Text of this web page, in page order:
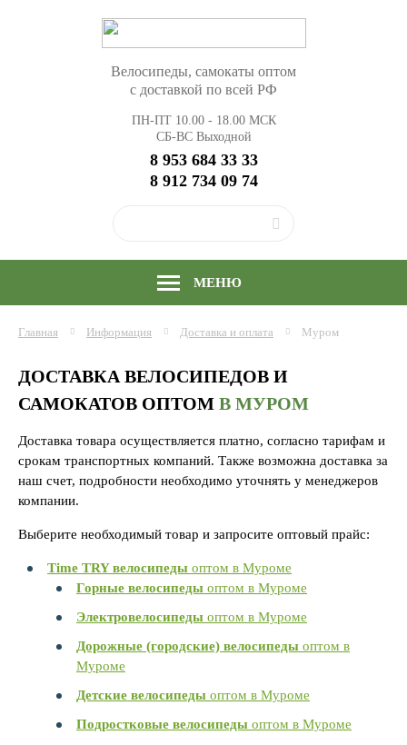
Велосипеды, самокаты оптом
с доставкой по всей РФ
ПН-ПТ 10.00 - 18.00 МСК
СБ-ВС Выходной
8 953 684 33 33
8 912 734 09 74
МЕНЮ
Главная Информация Доставка и оплата Муром
ДОСТАВКА ВЕЛОСИПЕДОВ И
САМОКАТОВ ОПТОМ В МУРОМ
Доставка товара осуществляется платно, согласно тарифам и
срокам транспортных компаний. Также возможна доставка за
наш счет, подробности необходимо уточнять у менеджеров
компании.
Выберите необходимый товар и запросите оптовый прайс:
Time TRY велосипеды оптом в Муроме
Горные велосипеды оптом в Муроме
Электровелосипеды оптом в Муроме
Дорожные (городские) велосипеды оптом в
Муроме
Детские велосипеды оптом в Муроме
Подростковые велосипеды оптом в Муроме